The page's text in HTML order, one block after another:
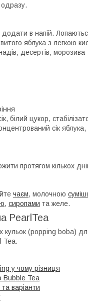
одразу.
в напій.
яблука з легкою
десертів, морозива
білий цукор,
сік
протягом кількох
чаєм, молочною
, сиропами та желе.
PearlTea
кульок (popping boba)
Tea.
у чому різниця
Bubble Tea
варіанти